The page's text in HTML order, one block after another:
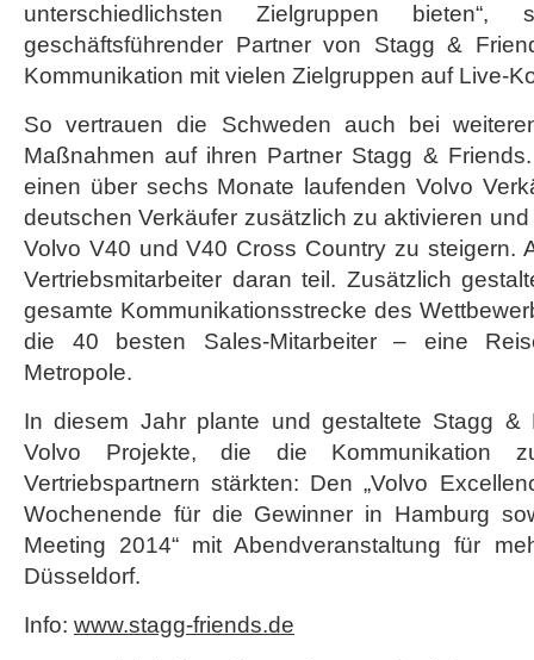
unterschiedlichsten Zielgruppen
geschäftsführender Partner von Stagg &
Kommunikation mit vielen Zielgruppen auf Live-
So vertrauen die Schweden auch bei
Maßnahmen auf ihren Partner Stagg &
einen über sechs Monate laufenden Volvo
deutschen Verkäufer zusätzlich zu aktivieren
Volvo V40 und V40 Cross Country zu steigern.
Vertriebsmitarbeiter daran teil. Zusätzlich
gesamte Kommunikationsstrecke des
die 40 besten Sales-Mitarbeiter – eine
Metropole.
In diesem Jahr plante und gestaltete Stagg &
Volvo Projekte, die die Kommunikation
Vertriebspartnern stärkten: Den „Volvo
Wochenende für die Gewinner in Hamburg
Meeting 2014“ mit Abendveranstaltung für
Düsseldorf.
Info: www.stagg-friends.de